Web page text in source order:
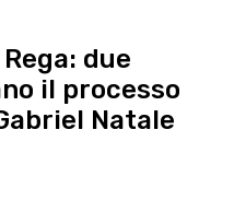
due
il processo
Natale